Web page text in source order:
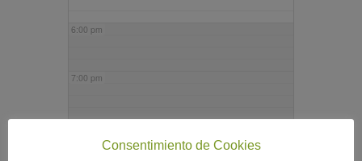
6:00 pm
7:00 pm
Consentimiento de Cookies